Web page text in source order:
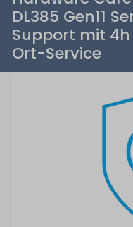
DL385 Gen11
Support mit
Ort-Service